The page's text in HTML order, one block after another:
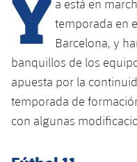
plusicon
más
Instalaciones
Spotify Camp Nou
Palau Blaugrana
a está en
temporada en
Barcelona, y
banquillos de los
apuesta por la
temporada de
con algunas